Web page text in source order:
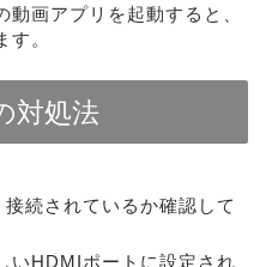
画アプリを起動すると、
。
対処法
続されているか確認して
いHDMIポートに設定され